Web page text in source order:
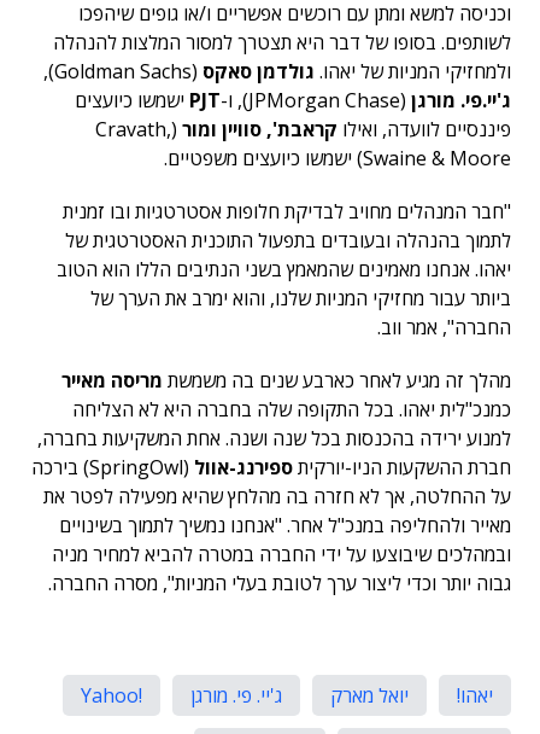
וכניסה למשא ומתן עם רוכשים אפשריים ו/או גופים שיהפכו
לשותפים. בסופו של דבר היא תצטרך למסור המלצות להנהלה
ולמחזיקי המניות של יאהו. גולדמן סאקס (Goldman Sachs),
ג'יי.פי. מורגן (JPMorgan Chase), ו- PJT ישמשו כיועצים
פיננסיים לוועדה, ואילו קראבת', סוויין ומור (Cravath,
Swaine & Moore) ישמשו כיועצים משפטיים.
"חבר המנהלים מחויב לבדיקת חלופות אסטרטגיות ובו זמנית
לתמוך בהנהלה ובעובדים בתפעול התוכנית האסטרטגית של
יאהו. אנחנו מאמינים שהמאמץ בשני הנתיבים הללו הוא הטוב
ביותר עבור מחזיקי המניות שלנו, והוא ימרב את הערך של
החברה", אמר ווב.
מהלך זה מגיע לאחר כארבע שנים בה משמשת מריסה מאייר
כמנכ"לית יאהו. בכל התקופה שלה בחברה היא לא הצליחה
למנוע ירידה בהכנסות בכל שנה ושנה. אחת המשקיעות בחברה,
חברת ההשקעות הניו-יורקיתספירנג-אוול
(SpringOwl) בירכה
על ההחלטה, אך לא חזרה בה מהלחץ שהיא מפעילה לפטר את
מאייר ולהחליפה במנכ"ל אחר. "אנחנו נמשיך לתמוך בשינויים
ובמהלכים שיבוצעו על ידי החברה במטרה להביא למחיר מניה
גבוה יותר וכדי ליצור ערך לטובת בעלי המניות", מסרה החברה.
יאהו! יואל מארק ג'יי. פי. מורגן
!Yahoo